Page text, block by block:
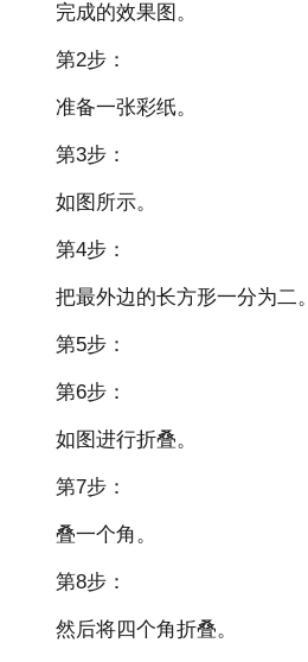
完成的效果图。
第2步：
准备一张彩纸。
第3步：
如图所示。
第4步：
把最外边的长方形一分为二。
第5步：
第6步：
如图进行折叠。
第7步：
叠一个角。
第8步：
然后将四个角折叠。